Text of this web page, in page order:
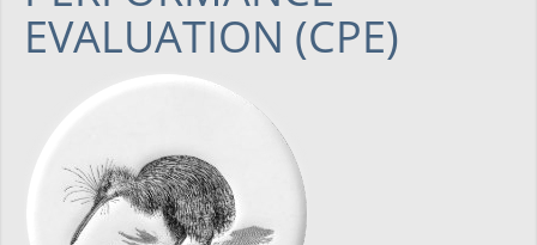
EVALUATION (CPE)